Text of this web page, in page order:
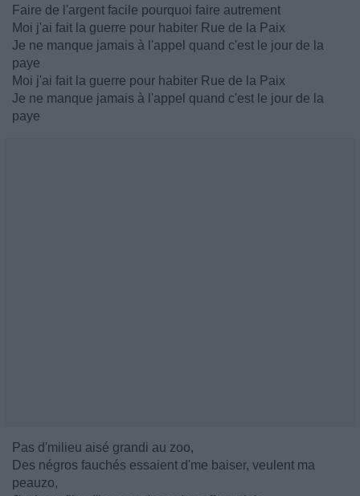
Faire de l'argent facile pourquoi faire autrement
Moi j'ai fait la guerre pour habiter Rue de la Paix
Je ne manque jamais à l'appel quand c'est le jour de la
paye
Moi j'ai fait la guerre pour habiter Rue de la Paix
Je ne manque jamais à l'appel quand c'est le jour de la
paye
Pas d'milieu aisé grandi au zoo,
Des négros fauchés essaient d'me baiser, veulent ma
peauzo,